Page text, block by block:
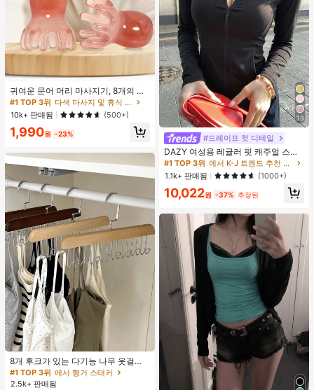
귀여운 문어 머리 마사지기, 8개의 촉
수, 머리 마사지기, 괄사 페이셜 도구,
머리 & 몸 이완, 독특한 마사지 포인
트, 수동 딥 티슈 마사지 도구, 학교, 개
학, 여행, 여행 필수품, 가정 필수품, 스
파, 마사지 도구, 마사지
#1 TOP 3위
다색 마사지 및 휴식 도구
10k+ 판매됨
(500+)
1,990원 -23%
8개 후크가 있는 다기능 나무 옷걸이
360도 회전 옷장 수납 후크 랙 상의
조끼 및 의류용 공간 절약 정리대
#1 TOP 3위 에서 행거 스태커
2.5k+ 판매됨
33
#드레이프 컷 디테일
DAZY 여성용 레귤러 핏 캐주얼 스포
츠 지퍼업 봄버 재킷, 봄, 가을 여성 의
류 여성 코트
#1 TOP 3위
에서 K-J 트렌드 추천 상품 여성 아우터웨어
1.1k+ 판매됨
(1000+)
10,022원 -37% 추정된